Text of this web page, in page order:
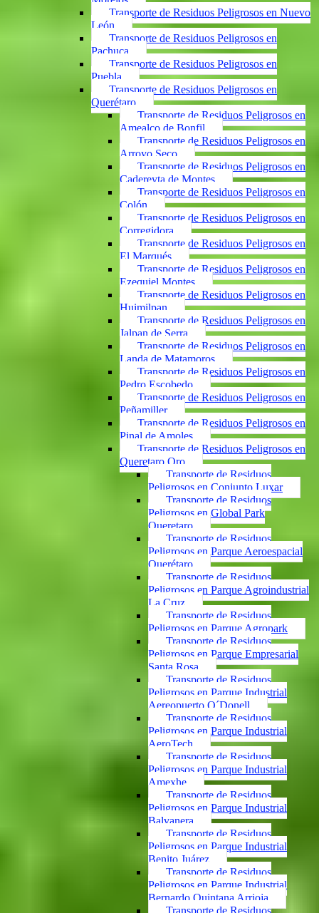
Transporte de Residuos Peligrosos en Nuevo
León
Transporte de Residuos Peligrosos en
Pachuca
Transporte de Residuos Peligrosos en
Puebla
Transporte de Residuos Peligrosos en
Querétaro
Transporte de Residuos Peligrosos en
Amealco de Bonfil
Transporte de Residuos Peligrosos en
Arroyo Seco
Transporte de Residuos Peligrosos en
Cadereyta de Montes
Transporte de Residuos Peligrosos en
Colón
Transporte de Residuos Peligrosos en
Corregidora
Transporte de Residuos Peligrosos en
El Marqués
Transporte de Residuos Peligrosos en
Ezequiel Montes
Transporte de Residuos Peligrosos en
Huimilpan
Transporte de Residuos Peligrosos en
Jalpan de Serra
Transporte de Residuos Peligrosos en
Landa de Matamoros
Transporte de Residuos Peligrosos en
Pedro Escobedo
Transporte de Residuos Peligrosos en
Peñamiller
Transporte de Residuos Peligrosos en
Pinal de Amoles
Transporte de Residuos Peligrosos en
Queretaro Qro
Transporte de Residuos
Peligrosos en Conjunto Luxar
Transporte de Residuos
Peligrosos en Global Park
Queretaro
Transporte de Residuos
Peligrosos en Parque Aeroespacial
Querétaro
Transporte de Residuos
Peligrosos en Parque Agroindustrial
La Cruz
Transporte de Residuos
Peligrosos en Parque Agropark
Transporte de Residuos
Peligrosos en Parque Empresarial
Santa Rosa
Transporte de Residuos
Peligrosos en Parque Industrial
Aereopuerto O´Donell
Transporte de Residuos
Peligrosos en Parque Industrial
AeroTech
Transporte de Residuos
Peligrosos en Parque Industrial
Amexhe
Transporte de Residuos
Peligrosos en Parque Industrial
Balvanera
Transporte de Residuos
Peligrosos en Parque Industrial
Benito Juárez
Transporte de Residuos
Peligrosos en Parque Industrial
Bernardo Quintana Arrioja
Transporte de Residuos